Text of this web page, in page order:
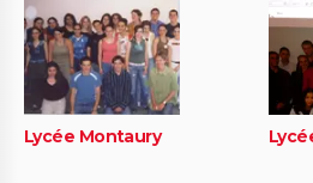
Lycée Montaury